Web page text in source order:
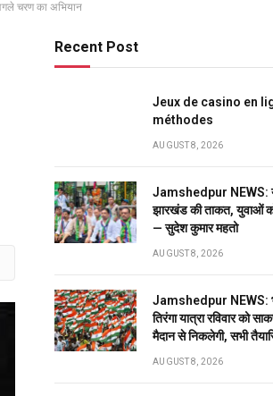
चरण का अभियान
Recent Post
Jeux de casino en
méthodes
AUGUST 8, 2026
Jamshedpur NEWS:
झारखंड की ताकत, युवाओं
— सुदेश कुमार महतो
AUGUST 8, 2026
Jamshedpur NEWS:
तिरंगा यात्रा रविवार को
मैदान से निकलेगी, सभी
AUGUST 8, 2026